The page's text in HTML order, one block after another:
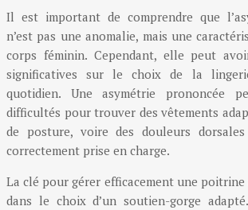
Il est important de comprendre que
n’est pas une anomalie, mais une
corps féminin. Cependant, elle peut
significatives sur le choix de la
quotidien. Une asymétrie prononcée
difficultés pour trouver des vêtements
de posture, voire des douleurs
correctement prise en charge.
La clé pour gérer efficacement une poitrine
dans le choix d’un soutien-gorge